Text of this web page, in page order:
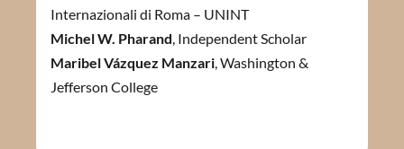
Internazionali di Roma – UNINT
Michel W. Pharand, Independent Scholar
Maribel Vázquez Manzari, Washington &
Jefferson College